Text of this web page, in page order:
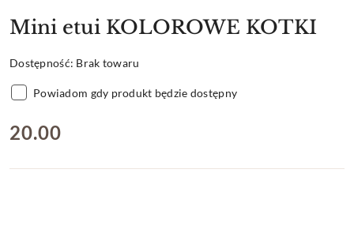
Mini etui KOLOROWE KOTKI
Dostępność: Brak towaru
Powiadom gdy produkt będzie dostępny
cena:
20.00